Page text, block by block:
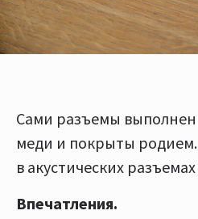
Сами разъемы
меди и покрыты
в акустических
Впечатления.